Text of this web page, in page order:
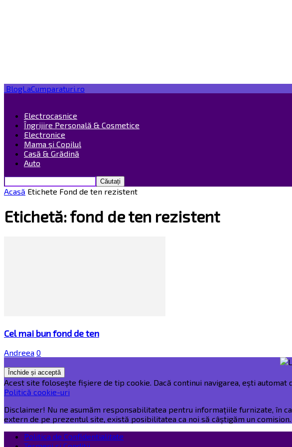
BlogLaCumparaturi.ro
Electrocasnice
Îngrijire Personală & Cosmetice
Electronice
Mama și Copilul
Casă & Grădină
Auto
Acasă Etichete Fond de ten rezistent
Etichetă: fond de ten rezistent
Cel mai bun fond de ten
Andreea 0
Acest site folosește fișiere de tip cookie. Dacă continui navigarea, ești
Politică cookie-uri
Disclaimer! Nu ne asumăm responsabilitatea pentru informațiile furnizate, în
extern de pe prezentul site, există posibilitatea ca noi să câștigăm un comision.
Politica de Confidentialitate